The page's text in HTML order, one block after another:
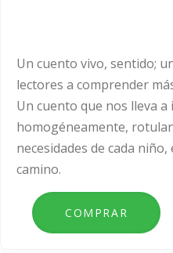
Un cuento vivo, sentido;
lectores a comprender
Un cuento que nos lleva
homogéneamente,
necesidades de cada
camino.